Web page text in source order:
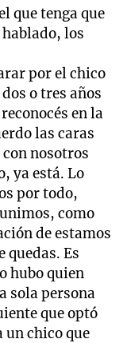
que tenga que
hablado, los
por el chico
o tres años
en la
las caras
nosotros
ya está. Lo
por todo,
como
de estamos
quedas. Es
hubo quien
sola persona
que optó
un chico que